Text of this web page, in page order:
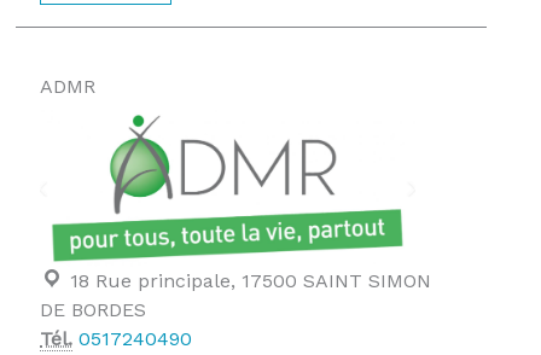
ADMR
Localisation :
18 Rue principale, 17500 SAINT SIMON
DE BORDES
Tél. 0517240490